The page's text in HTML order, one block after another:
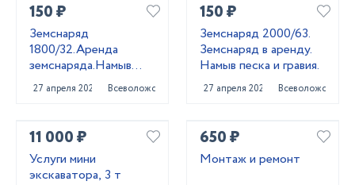
150 ₽
Земснаряд
1800/32.Аренда
земснаряда.Намыв
песка.
27 апреля 2023 Всеволожск
150 ₽
Земснаряд 2000/63.
Земснаряд в аренду.
Намыв песка и гравия.
27 апреля 2023 Всеволожск
11 000 ₽
Услуги мини
экскаватора, 3 т
650 ₽
Монтаж и ремонт